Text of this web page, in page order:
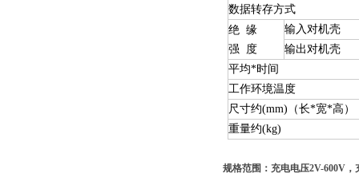
数据转存方式
绝 缘
强 度
输入对机壳
输出对机壳
平均*时间
工作环境温度
尺寸约(mm)（长*宽*高）
重量约(kg)
规格范围：充电电压2V-600V